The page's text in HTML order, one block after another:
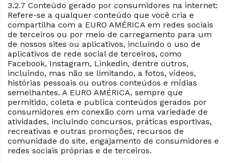
3.2.7 Conteúdo gerado por consumidores na internet:
Refere-se a qualquer conteúdo que você cria e
compartilha com a EURO AMÉRICA em redes sociais
de terceiros ou por meio de carregamento para um
de nossos sites ou aplicativos, incluindo o uso de
aplicativos de rede social de terceiros, como
Facebook, Instagram, Linkedin, dentre outros,
incluindo, mas não se limitando, a fotos, vídeos,
histórias pessoais ou outros conteúdos e mídias
semelhantes. A EURO AMÉRICA, sempre que
permitido, coleta e publica conteúdos gerados por
consumidores em conexão com uma variedade de
atividades, incluindo concursos, práticas esportivas,
recreativas e outras promoções, recursos de
comunidade do site, engajamento de consumidores e
redes sociais próprias e de terceiros.